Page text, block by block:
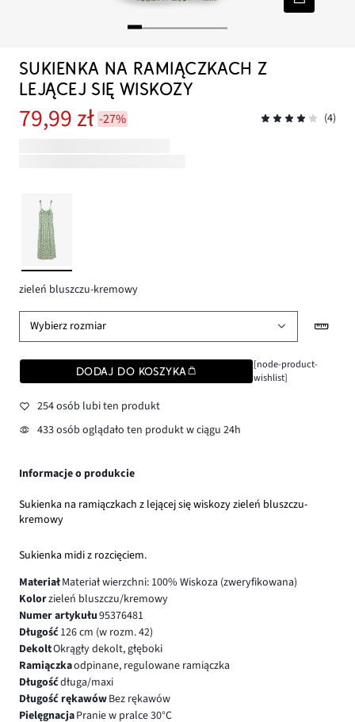
SUKIENKA NA RAMIĄCZKACH Z
LEJĄCEJ SIĘ WISKOZY
79,99 zł -27% (4)
zieleń bluszczu-kremowy
Wybierz rozmiar
DODAJ DO KOSZYKA
[node-product-
wishlist]
254 osób lubi ten produkt
433 osób oglądało ten produkt w ciągu 24h
Informacje o produkcie
Sukienka na ramiączkach z lejącej się wiskozy zieleń bluszczu-
kremowy
Sukienka midi z rozcięciem.
MateriałMateriał wierzchni: 100% Wiskoza (zweryfikowana)
Kolorzieleń bluszczu/kremowy
Numer artykułu95376481
Długość126 cm (w rozm. 42)
DekoltOkrągły dekolt, głęboki
Ramiączkaodpinane, regulowane ramiączka
Długośćdługa/maxi
Długość rękawówBez rękawów
PielęgnacjaPranie w pralce 30°C